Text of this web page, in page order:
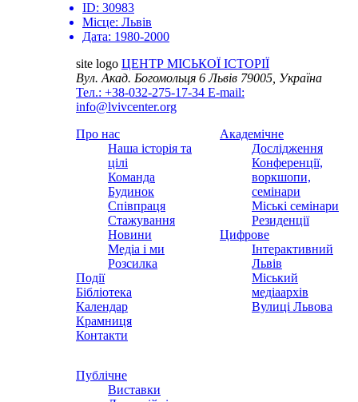
ID: 30983
Місце: Львів
Дата: 1980-2000
site logo ЦЕНТР МІСЬКОЇ ІСТОРІЇ
Вул. Акад. Богомольця 6Львів 79005, Україна
Тел.: +38-032-275-17-34 E-mail:
info@lvivcenter.org
Про нас
Наша історія та
цілі
Команда
Будинок
Співпраця
Стажування
Новини
Медіа і ми
Розсилка
Події
Бібліотека
Календар
Крамниця
Контакти
Академічне
Дослідження
Конференції,
воркшопи,
семінари
Міські семінари
Резиденції
Цифрове
Інтерактивний
Львів
Міський
медіаархів
Вулиці Львова
Публічне
Виставки